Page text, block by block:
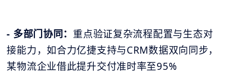
- 多部门协同： 重点验证复杂流程配置与生态对
接能力，如合力亿捷支持与CRM数据双向同步，
某物流企业借此提升交付准时率至95%